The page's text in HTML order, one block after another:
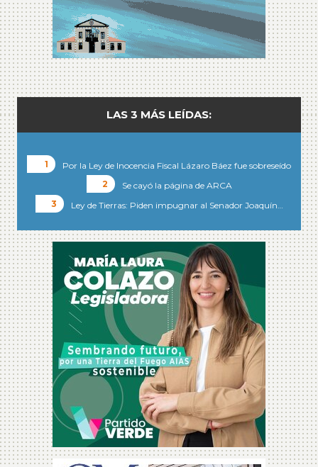
LAS 3 MÁS LEÍDAS:
Por la Ley de Inocencia Fiscal Lázaro Báez fue sobreseído
Se cayó la página de ARCA
Ley de Tierras: Piden impugnar al Senador Joaquín…